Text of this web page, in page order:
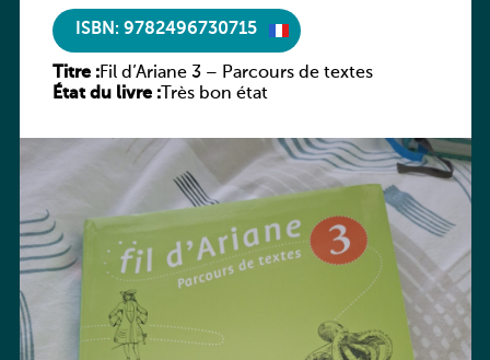
ISBN: 9782496730715
Titre :Fil d’Ariane 3 – Parcours de textes
État du livre :Très bon état